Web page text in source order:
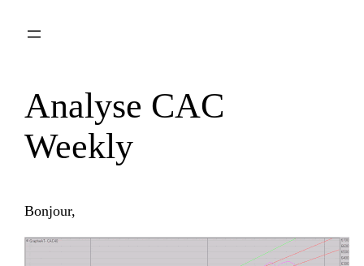
Analyse CAC
Weekly
Bonjour,